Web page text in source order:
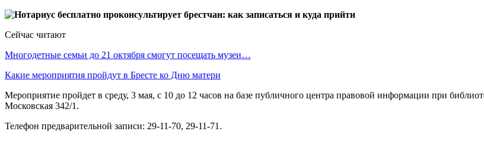
Сейчас читают
Многодетные семьи до 21 октября смогут посещать музеи…
Какие мероприятия пройдут в Бресте ко Дню матери
Мероприятие пройдет в среду, 3 мая, с 10 до 12 часов на базе публичного центра правовой информации при
Московская 342/1.
Телефон предварительной записи: 29-11-70, 29-11-71.